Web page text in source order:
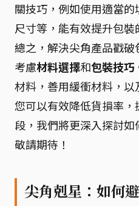
關技巧，例如使用適當
尺寸等，能有效提升包裝
總之，解決尖角產品戳
考慮材料選擇和包裝技巧
材料，善用緩衝材料，以
您可以有效降低貨損率
段，我們將更深入探討如
敬請期待！
尖角剋星：如何